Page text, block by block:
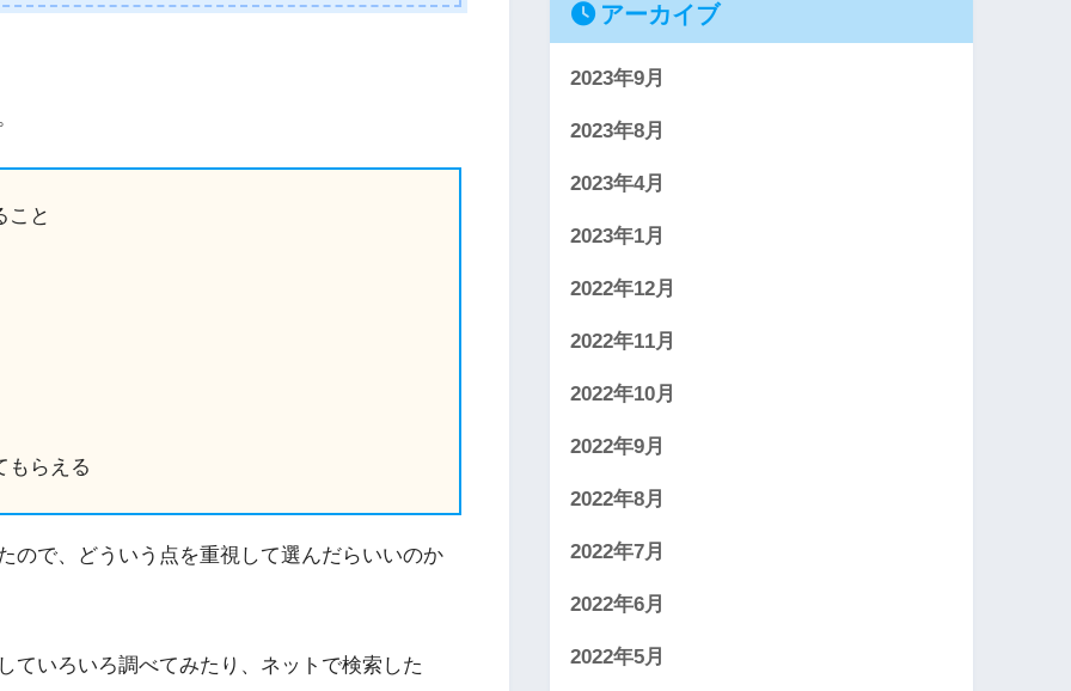
こと
もらえる
ので、どういう点を重視して選んだらいいのか
ていろいろ調べてみたり、ネットで検索した
アーカイブ
2023年9月
2023年8月
2023年4月
2023年1月
2022年12月
2022年11月
2022年10月
2022年9月
2022年8月
2022年7月
2022年6月
2022年5月